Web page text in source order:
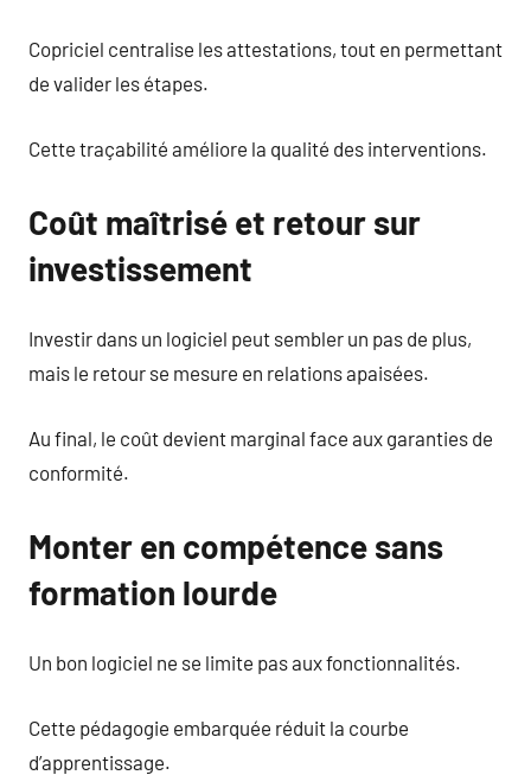
Copriciel centralise les attestations, tout en permettant
de valider les étapes.
Cette traçabilité améliore la qualité des interventions.
Coût maîtrisé et retour sur
investissement
Investir dans un logiciel peut sembler un pas de plus,
mais le retour se mesure en relations apaisées.
Au final, le coût devient marginal face aux garanties de
conformité.
Monter en compétence sans
formation lourde
Un bon logiciel ne se limite pas aux fonctionnalités.
Cette pédagogie embarquée réduit la courbe
d’apprentissage.